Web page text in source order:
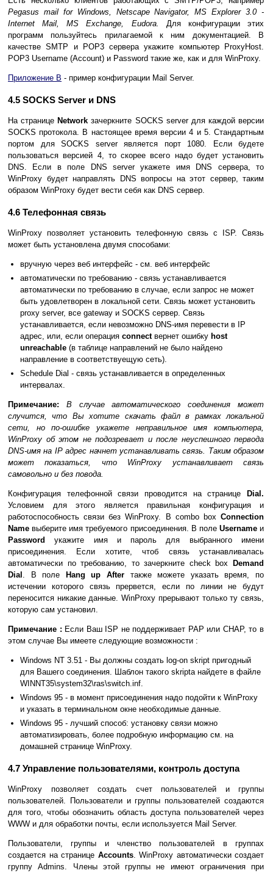
Pegasus mail for Windows, Netscape Navigator, MS Explorer 3.0 -
Internet Mail, MS Exchange, Eudora. Для конфигурации этих
программ пользуйтесь прилагаемой к ним документацией. В
качестве SMTP и POP3 сервера укажите компьютер ProxyHost.
POP3 Username (Account) и Password такие же, как и для WinProxy.
Приложение B - пример конфигурации Mail Server.
4.5 SOCKS Server и DNS
На странице Network зачеркните SOCKS server для каждой версии
SOCKS протокола. В настоящее время версии 4 и 5. Стандартным
портом для SOCKS server является порт 1080. Если будете
пользоваться версией 4, то скорее всего надо будет установить
DNS. Если в поле DNS server укажете имя DNS сервера, то
WinProxy будет направлять DNS вопросы на этот сервер, таким
образом WinProxy будет вести себя как DNS сервер.
4.6 Телефонная связь
WinProxy позволяет установить телефонную связь с ISP. Связь
может быть установлена двумя способами:
вручную через веб интерфейс - см. веб интерфейс
автоматически по требованию - связь устанавливается
автоматически по требованию в случае, если запрос не может
быть удовлетворен в локальной сети. Связь может установить
proxy server, все gateway и SOCKS сервер. Связь
устанавливается, если невозможно DNS-имя перевести в IP
адрес, или, если операция connectвернет ошибку host
unreachable (в таблице направлений не было найдено
направление в соответствуещую сеть).
Schedule Dial - связь устанавливается в определенных
интервалах.
Примечание: В случае автоматического соединения может
случится, что Вы хотите скачать файл в рамках локальной
сети, но по-ошибке укажете неправильное имя компьютера,
WinProxy об этом не подозревает и после неуспешного первода
DNS-имя на IP адрес начнет устанавливать связь. Таким образом
может показаться, что WinProxy устанавливает связь
самовольно и без повода.
Конфигурация телефонной связи проводится на странице
Dial.
Условием для этого является правильная конфигурация и
работоспособность связи без WinProxy. В combo box Connection
Name выберите имя требуемого присоединения. В поле Usernameи
Password
укажите имя и пароль для выбранного имени
присоединения. Если хотите, чтоб связь устанавливалась
автоматически по требованию, то зачеркните check box
Demand
Dial . В поле Hang up After также можете указать время, по
истечении которого связь прервется, если по линии не будут
переносится никакие данные. WinProxy прерывают только ту связь,
которую сам установил.
Примечание : Если Ваш ISP не поддерживает PAP или CHAP, то в
этом случае Вы имеете следующие возможности :
Windows NT 3.51 - Вы должны создать log-on skript пригодный
для Вашего соединения. Шаблон такого skriptа найдете в файле
WINNT35\system32\ras\switch.inf.
Windows 95 - в момент присоединения надо подойти к WinProxy
и указать в терминальном окне необходимые данные.
Windows 95 - лучший способ: установку связи можно
автоматизировать, более подробную информацию см. на
домашней странице WinProxy.
4.7 Управление пользователями, контроль доступа
WinProxy позволяет создать счет пользователей и группы
пользователей. Пользователи и группы пользователей создаются
для того, чтобы обозначить область доступа пользователей через
WWW и для обработки почты, если используется Mail Server.
Пользователи, группы и членство пользователей в группах
создается на странице Accounts. WinProxy автоматически создает
группу Admins. Члены этой группы не имеют ограничения при